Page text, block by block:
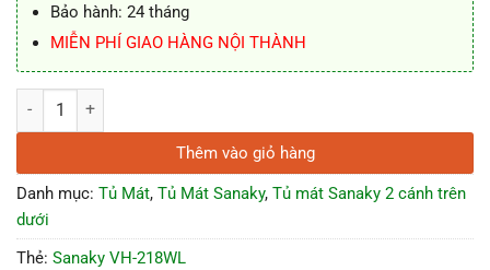
Bảo hành: 24 tháng
MIỄN PHÍ GIAO HÀNG NỘI THÀNH
Tủ mát Sanaky VH-218WL, 170 lít 2 cánh trên dưới số lượng
Thêm vào giỏ hàng
Danh mục: Tủ Mát, Tủ Mát Sanaky, Tủ mát Sanaky 2 cánh trên
dưới
Thẻ: Sanaky VH-218WL